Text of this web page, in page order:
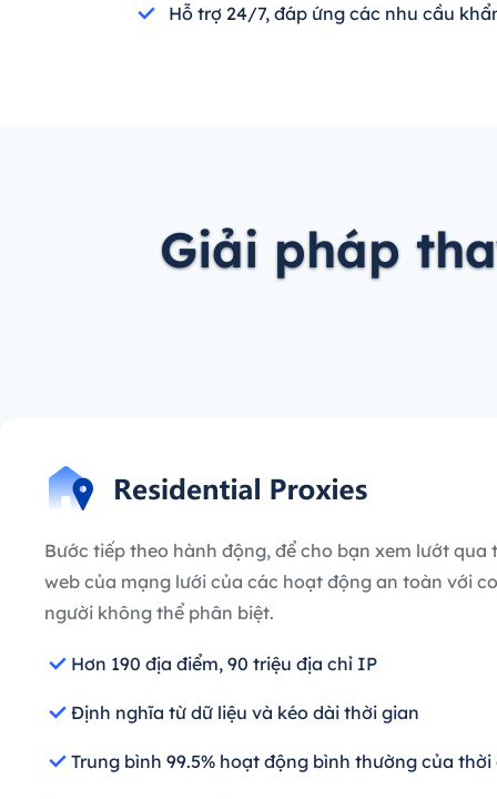
Hỗ trợ 24/7, đáp ứng các nhu cầu
Giải pháp
Bước tiếp theo hành động, để cho bạn xem lướt qua
web của mạng lưới của các hoạt động an toàn với
người không thể phân biệt.
Hơn 190 địa điểm, 90 triệu địa chỉ IP
Định nghĩa từ dữ liệu và kéo dài thời gian
Trung bình 99.5% hoạt động bình thường của thời